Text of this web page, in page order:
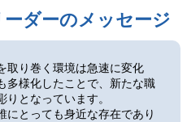
ダーのメッセージ
取り巻く環境は急速に変化
多様化したことで、新たな職
りとなっています。
にとっても身近な存在であり